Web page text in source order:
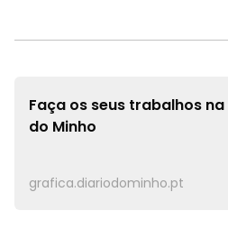
Faça os seus trabalhos na
do Minho
grafica.diariodominho.pt